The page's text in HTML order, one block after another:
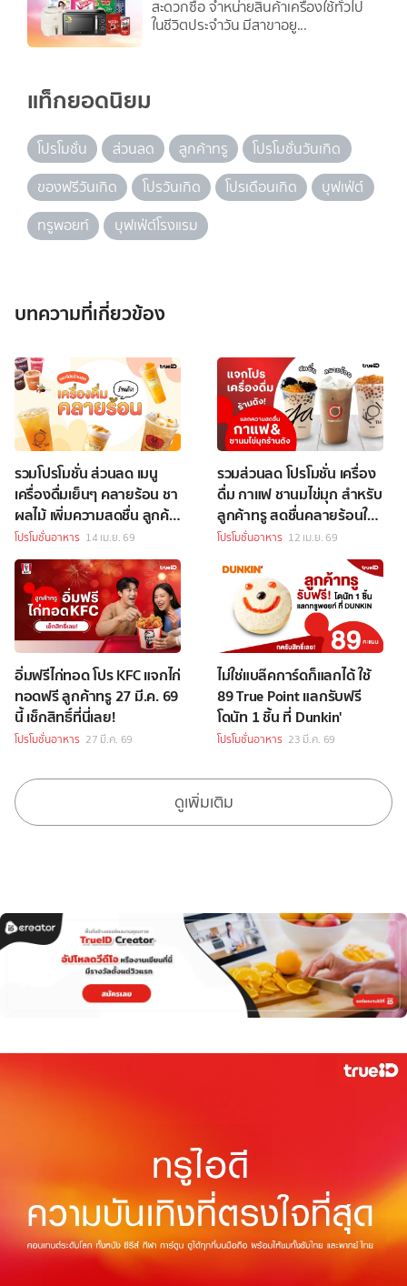
สะดวกซื้อ จำหน่ายสินค้าเครื่องใช้ทั่วไป
ในชีวิตประจำวัน มีสาขาอยู...
แท็กยอดนิยม
โปรโมชั่น ส่วนลด ลูกค้าทรู
โปรโมชั่นวันเกิด
ของฟรีวันเกิด
โปรวันเกิด โปรเดือนเกิด
บุฟเฟ่ต์
ทรูพอยท์
บุฟเฟ่ต์โรงแรม
บทความที่เกี่ยวข้อง
รวมโปรโมชั่น ส่วนลด เมนู
เครื่องดื่มเย็นๆ คลายร้อน ชา
ผลไม้ เพิ่มความสดชื่น ลูกค้า
ทรูห้ามพลาด!
โปรโมชั่นอาหาร 14 เม.ย. 69
รวมส่วนลด โปรโมชั่น เครื่อง
ดื่ม กาแฟ ชานมไข่มุก สำหรับ
ลูกค้าทรู สดชื่นคลายร้อนใน
ราคาพิเศษ!
โปรโมชั่นอาหาร 12 เม.ย. 69
อิ่มฟรีไก่ทอด โปร KFC แจกไก่
ทอดฟรี ลูกค้าทรู 27 มี.ค. 69
นี้ เช็กสิทธิ์ที่นี่เลย!
โปรโมชั่นอาหาร 27 มี.ค. 69
ไม่ใช่แบล๊คการ์ดก็แลกได้ ใช้
89 True Point แลกรับฟรี
โดนัท 1 ชิ้น ที่ Dunkin'
โปรโมชั่นอาหาร 23 มี.ค. 69
ดูเพิ่มเติม